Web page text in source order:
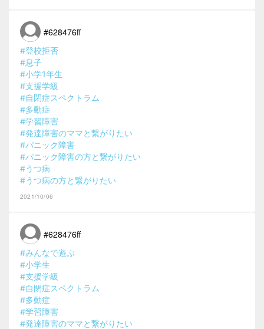
#628476ff
#登校拒否
#息子
#小学1年生
#支援学級
#自閉症スペクトラム
#多動症
#学習障害
#発達障害のママと繋がりたい
#パニック障害
#パニック障害の方と繋がりたい
#うつ病
#うつ病の方と繋がりたい
2021/10/06
#628476ff
#みんなで遊ぶ
#小学生
#支援学級
#自閉症スペクトラム
#多動症
#学習障害
#発達障害のママと繋がりたい